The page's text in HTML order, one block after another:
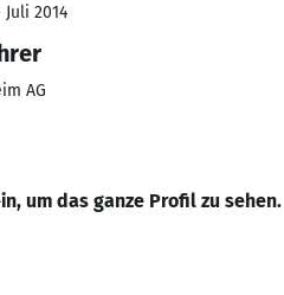
Juli 2014
AG
um das ganze Profil zu sehen.